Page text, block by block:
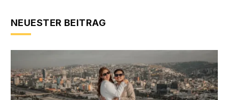
NEUESTER BEITRAG